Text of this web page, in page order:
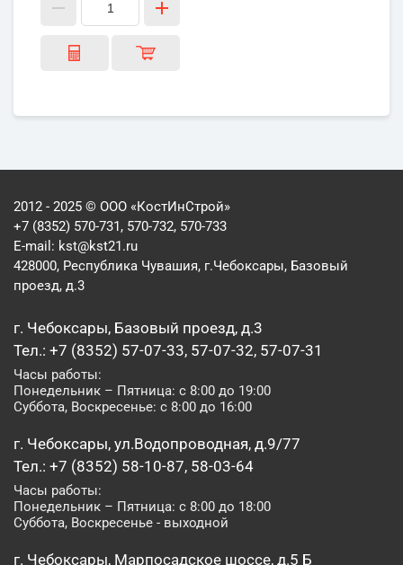
2012 - 2025 © ООО «КостИнСтрой»
+7 (8352) 570-731, 570-732, 570-733
E-mail: kst@kst21.ru
428000, Республика Чувашия, г.Чебоксары, Базовый
проезд, д.3
г. Чебоксары, Базовый проезд, д.3
Тел.: +7 (8352) 57-07-33, 57-07-32, 57-07-31
Часы работы:
Понедельник – Пятница: с 8:00 до 19:00
Суббота, Воскресенье: с 8:00 до 16:00
г. Чебоксары, ул.Водопроводная, д.9/77
Тел.: +7 (8352) 58-10-87, 58-03-64
Часы работы:
Понедельник – Пятница: с 8:00 до 18:00
Суббота, Воскресенье - выходной
г. Чебоксары, Марпосадское шоссе, д.5 Б